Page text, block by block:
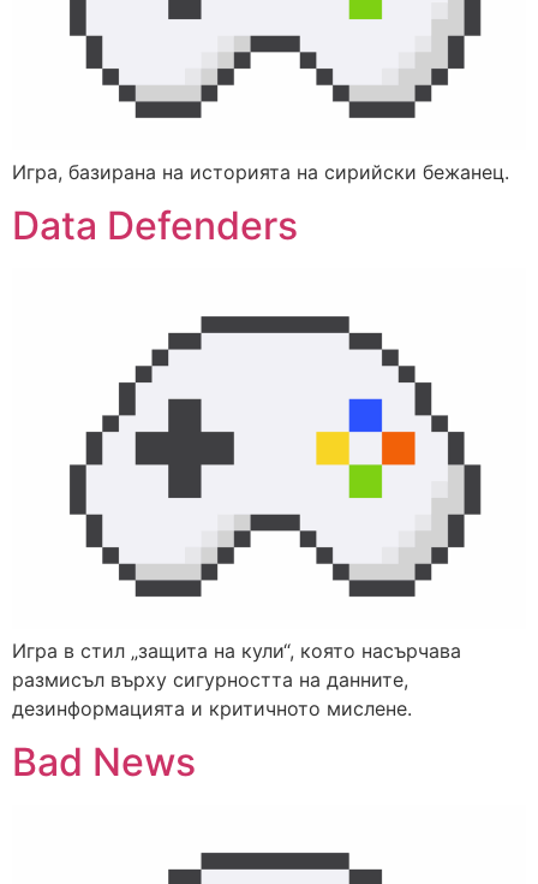
Игра, базирана на историята на сирийски бежанец.
Data Defenders
Игра в стил „защита на кули“, която насърчава
размисъл върху сигурността на данните,
дезинформацията и критичното мислене.
Bad News